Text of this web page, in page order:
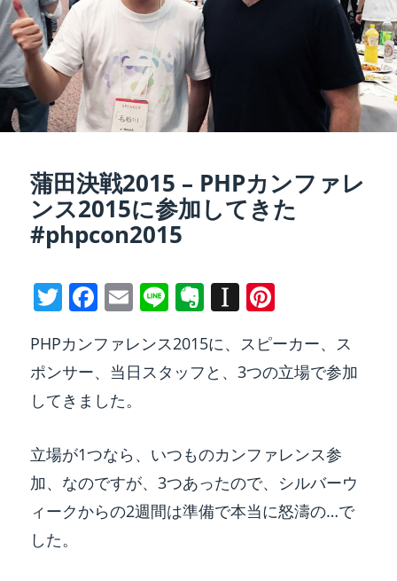
蒲田決戦2015 – PHPカンファレ
ンス2015に参加してきた
#phpcon2015
T
itt
er
F
c
e
b
o
o
k
E
ai
l
Li
e
E
er
n
In
a
p
er
er
e
PHPカンファレンス2015に、スピーカー、ス
ポンサー、当日スタッフと、3つの立場で参加
してきました。
立場が1つなら、いつものカンファレンス参
加、なのですが、3つあったので、シルバーウ
ィークからの2週間は準備で本当に怒濤の…で
した。